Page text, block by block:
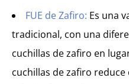
FUE de Zafiro: Es una
tradicional, con una
cuchillas de zafiro en
cuchillas de zafiro